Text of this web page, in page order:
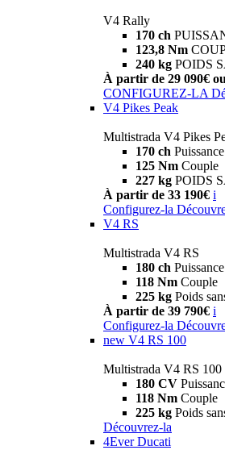
V4 Rally
170 ch
123,8 Nm
240 kg POIDS
À partir de 29 090€
CONFIGUREZ-LA
V4 Pikes Peak
Multistrada V4 Pikes
170 ch Puissance
125 Nm Couple
227 kg POIDS
À partir de 33 190€ i
Configurez-la
V4 RS
Multistrada V4 RS
180 ch Puissance
118 Nm Couple
225 kg Poids
À partir de 39 790€ i
Configurez-la
new V4 RS 100
Multistrada V4 RS 100
180 CV
118 Nm Couple
225 kg Poids
Découvrez-la
4Ever Ducati